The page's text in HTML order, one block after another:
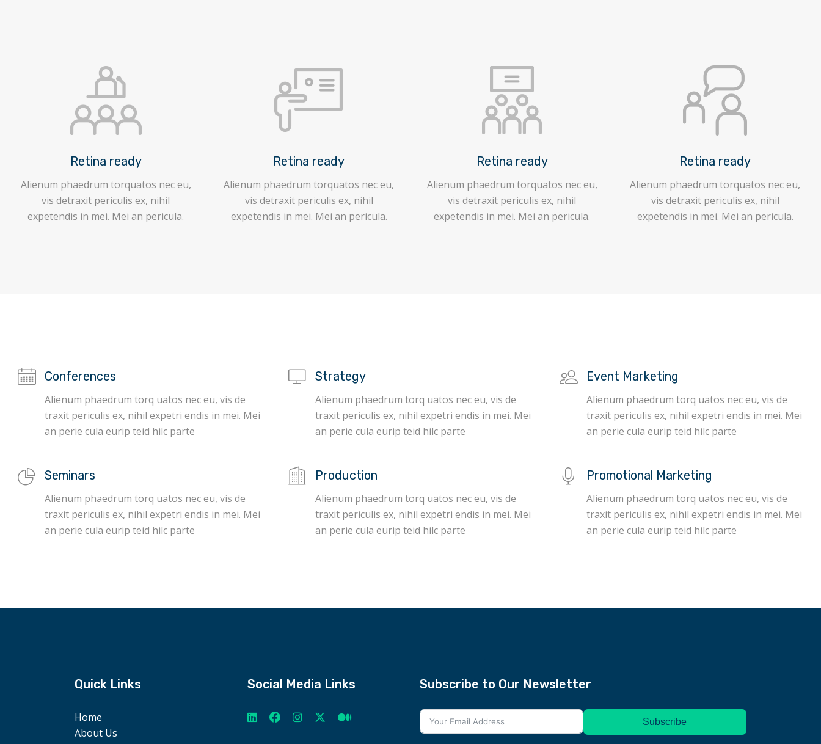
Retina ready
Alienum phaedrum torquatos nec eu,
vis detraxit periculis ex, nihil
expetendis in mei. Mei an pericula.
Retina ready
Alienum phaedrum torquatos nec eu,
vis detraxit periculis ex, nihil
expetendis in mei. Mei an pericula.
Retina ready
Alienum phaedrum torquatos nec eu,
vis detraxit periculis ex, nihil
expetendis in mei. Mei an pericula.
Retina ready
Alienum phaedrum torquatos nec eu,
vis detraxit periculis ex, nihil
expetendis in mei. Mei an pericula.
Conferences
Alienum phaedrum torq uatos nec eu, vis de
traxit periculis ex, nihil expetri endis in mei. Mei
an perie cula eurip teid hilc parte
Strategy
Alienum phaedrum torq uatos nec eu, vis de
traxit periculis ex, nihil expetri endis in mei. Mei
an perie cula eurip teid hilc parte
Event Marketing
Alienum phaedrum torq uatos nec eu, vis de
traxit periculis ex, nihil expetri endis in mei. Mei
an perie cula eurip teid hilc parte
Seminars
Alienum phaedrum torq uatos nec eu, vis de
traxit periculis ex, nihil expetri endis in mei. Mei
an perie cula eurip teid hilc parte
Production
Alienum phaedrum torq uatos nec eu, vis de
traxit periculis ex, nihil expetri endis in mei. Mei
an perie cula eurip teid hilc parte
Promotional Marketing
Alienum phaedrum torq uatos nec eu, vis de
traxit periculis ex, nihil expetri endis in mei. Mei
an perie cula eurip teid hilc parte
Quick Links
Home
About Us
Social Media Links Subscribe to Our Newsletter
Subscribe